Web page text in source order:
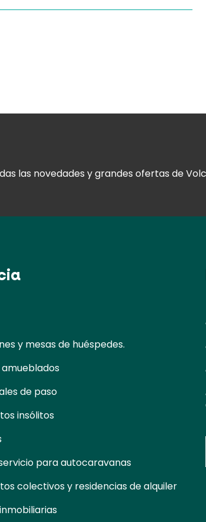
las novedades ygrandes ofertas de
y mesas de huéspedes.
de paso
insólitos
para autocaravanas
colectivos y residencias de alquiler